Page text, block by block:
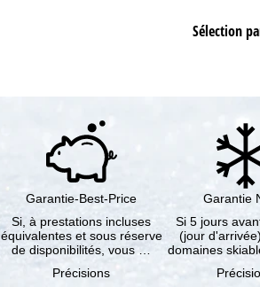
Sélection
Garantie-Best-Price
Si, à prestations incluses
équivalentes et sous réserve
de disponibilités, vous …
Précisions
Garantie
Si 5 jours
(jour
domaines